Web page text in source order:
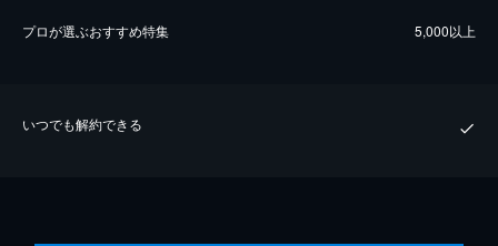
プロが選ぶおすすめ特集 5,000以上
いつでも解約できる